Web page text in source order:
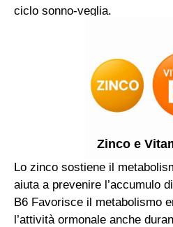
ciclo sonno-veglia.
Zinco e
Lo zinco sostiene il
aiuta a prevenire l’accumulo
B6 Favorisce il metabolismo
l’attività ormonale anche